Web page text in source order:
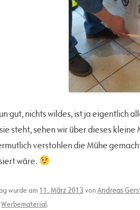
gut, nichts wildes, ist ja eigentlich
steht, sehen wir über dieses
verstohlen die Mühe
wäre.
wurde am 11. März 2013 vonAndreas
Werbematerial.